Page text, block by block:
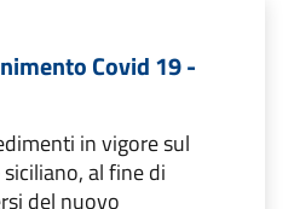
Covid 19 -
in vigore sul
al fine di
del nuovo